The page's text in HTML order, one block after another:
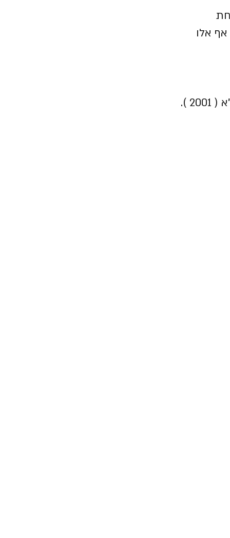
אלו
והודה למנהלי המוסדות ונפרד מהם על אף שמעולם לא נהג כך. נפטר ב-י"ד טבת ה'תשס"א ( 2001 ).